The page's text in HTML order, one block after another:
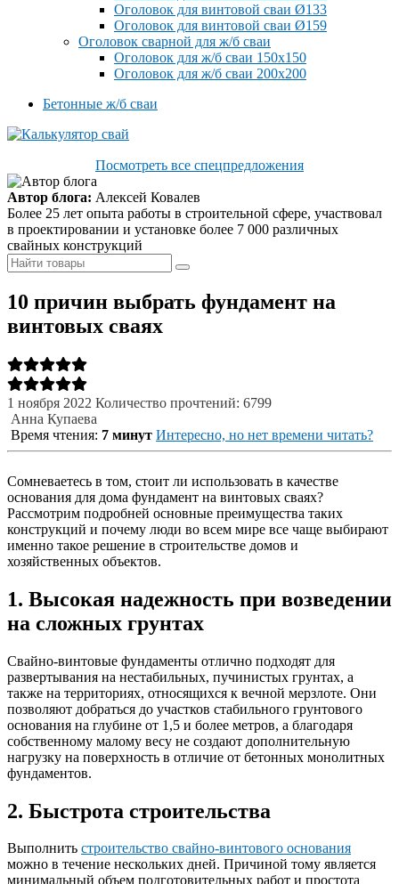
Оголовок для винтовой сваи Ø133
Оголовок для винтовой сваи Ø159
Оголовок сварной для ж/б сваи
Оголовок для ж/б сваи 150x150
Оголовок для ж/б сваи 200x200
Бетонные ж/б сваи
Посмотреть все спецпредложения
Автор блога: Алексей Ковалев
Более 25 лет опыта работы в строительной сфере, участвовал
в проектировании и установке более 7 000 различных
свайных конструкций
10 причин выбрать фундамент на
винтовых сваях
1 ноября 2022 Количество прочтений: 6799
Анна Купаева
Время чтения: 7 минут Интересно, но нет времени читать?
Сомневаетесь в том, стоит ли использовать в качестве
основания для дома фундамент на винтовых сваях?
Рассмотрим подробней основные преимущества таких
конструкций и почему люди во всем мире все чаще выбирают
именно такое решение в строительстве домов и
хозяйственных объектов.
1. Высокая надежность при возведении
на сложных грунтах
Свайно-винтовые фундаменты отлично подходят для
развертывания на нестабильных, пучинистых грунтах, а
также на территориях, относящихся к вечной мерзлоте. Они
позволяют добраться до участков стабильного грунтового
основания на глубине от 1,5 и более метров, а благодаря
собственному малому весу не создают дополнительную
нагрузку на поверхность в отличие от бетонных монолитных
фундаментов.
2. Быстрота строительства
Выполнить строительство свайно-винтового основания
можно в течение нескольких дней. Причиной тому является
минимальный объем подготовительных работ и простота